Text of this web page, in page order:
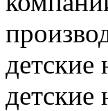
детские